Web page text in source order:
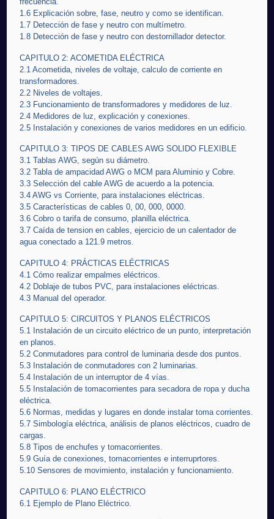
1.6 Explicación sobre, fase, neutro y como se identifican.
1.7 Detección de fase y neutro con multímetro.
1.8 Detección de fase y neutro con destornillador detector.
CAPITULO 2: ACOMETIDA ELÉCTRICA
2.1 Acometida, niveles de voltaje, calculo de corriente en
transformadores.
2.2 Niveles de voltajes.
2.3 Funcionamiento de transformadores y medidores de luz.
2.4 Medidores de luz, explicación y conexiones.
2.5 Instalación y conexiones de varios medidores en un edificio.
CAPITULO 3: TIPOS DE CABLES AWG SOLIDO FLEXIBLE
3.1 Tablas AWG, según su diámetro.
3.2 Tabla de ampacidad AWG o MCM para Aluminio y Cobre.
3.3 Selección del cable AWG de acuerdo a la potencia.
3.4 AWG vs Corriente, para instalaciones eléctricas.
3.5 Características de cables 0, 00, 000, 0000.
3.6 Cobro o tarifa de consumo, planilla eléctrica.
3.7 Caída de tension en cables, ejercicio de un calentador de
agua conectado a 121.9 metros.
CAPITULO 4: PRÁCTICAS ELÉCTRICAS
4.1 Cómo realizar empalmes eléctricos.
4.2 Doblaje de tubos PVC, para instalaciones eléctricas.
4.3 Manual del operador.
CAPITULO 5: CIRCUITOS Y PLANOS ELÉCTRICOS
5.1 Instalación de un circuito eléctrico de un punto, interpretación
en planos.
5.2 Conmutadores para control de luminaria desde dos puntos.
5.3 Instalación de conmutadores con 2 luminarias.
5.4 Instalación de un interruptor de 4 vías.
5.5 Instalación de tomacorrientes para secadora de ropa y ducha
eléctrica.
5.6 Normas, medidas y lugares en donde instalar toma corrientes.
5.7 Simbología eléctrica, análisis de planos eléctricos, cuadro de
cargas.
5.8 Tipos de enchufes y tomacorrientes.
5.9 Guía de conexiones, tomacorrientes e interruprtores.
5.10 Sensores de movimiento, instalación y funcionamiento.
CAPITULO 6: PLANO ELÉCTRICO
6.1 Ejemplo de Plano Eléctrico.